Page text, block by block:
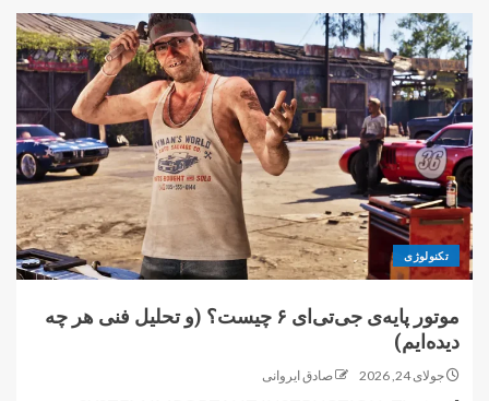
تکنولوژی
موتور پایه‌ی جی‌تی‌ای ۶ چیست؟ (و تحلیل فنی هر چه
دیده‌ایم)
جولای 24, 2026 صادق ایروانی